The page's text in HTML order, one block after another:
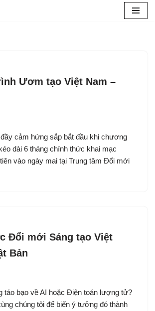
Ươm tạo Việt Nam –
cảm hứng sắp bắt đầu khi chương
dài 6 tháng chính thức khai mạc
vào ngày mai tại Trung tâm Đổi mới
Đổi mới Sáng tạo Việt
Bản
táo bạo về AI hoặc Điện toán lượng tử?
chúng tôi để biến ý tưởng đó thành